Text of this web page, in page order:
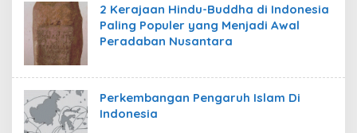
2 Kerajaan Hindu-Buddha di Indonesia
Paling Populer yang Menjadi Awal
Peradaban Nusantara
Perkembangan Pengaruh Islam Di
Indonesia